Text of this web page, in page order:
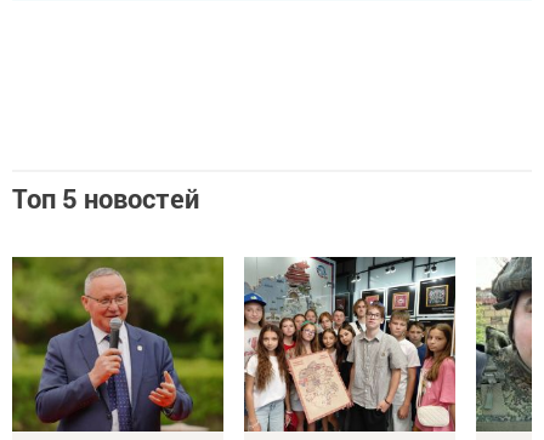
Топ 5 новостей